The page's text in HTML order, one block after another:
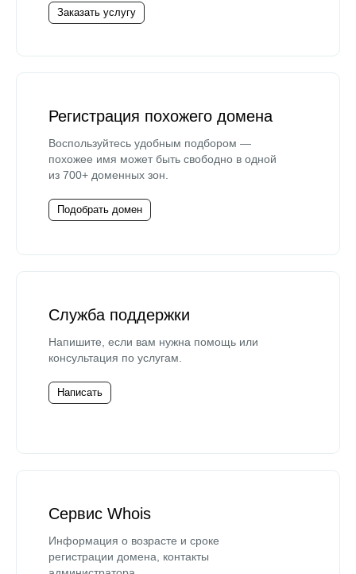
Заказать услугу
Регистрация похожего домена
Воспользуйтесь удобным подбором —
похожее имя может быть свободно в одной
из 700+ доменных зон.
Подобрать домен
Служба поддержки
Напишите, если вам нужна помощь или
консультация по услугам.
Написать
Сервис Whois
Информация о возрасте и сроке
регистрации домена, контакты